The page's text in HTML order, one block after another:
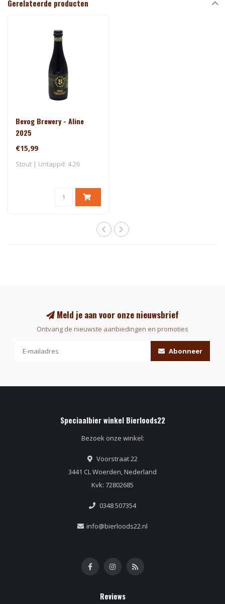
Gerelateerde producten
Bevog Brewery - Aline
2025
€15,99
Stout | Untappd: 4.26
Meld je aan voor onze nieuwsbrief
Ontvang de nieuwste aanbiedingen en promoties
Abonneer
Speciaalbier winkel Bierloods22
Bezoek onze winkel:
Voorstraat 22
3441 CL Woerden, Nederland
Kvk: 72802685
0348 507354
info@bierloods22.nl
Reviews